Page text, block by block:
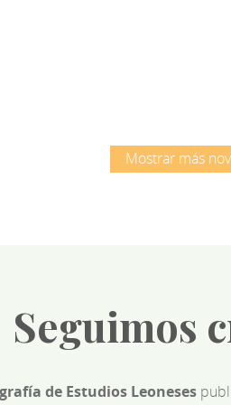
Mostrar más
Seguimos
de Estudios Leoneses